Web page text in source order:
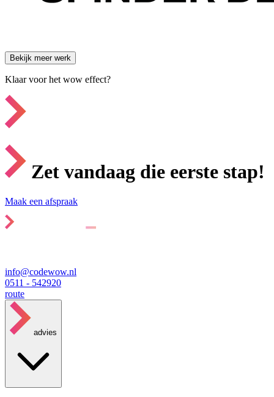
Bekijk meer werk
Klaar voor het wow effect?
Zet vandaag die eerste stap!
Maak een afspraak
info@codewow.nl
0511 - 542920
route
advies